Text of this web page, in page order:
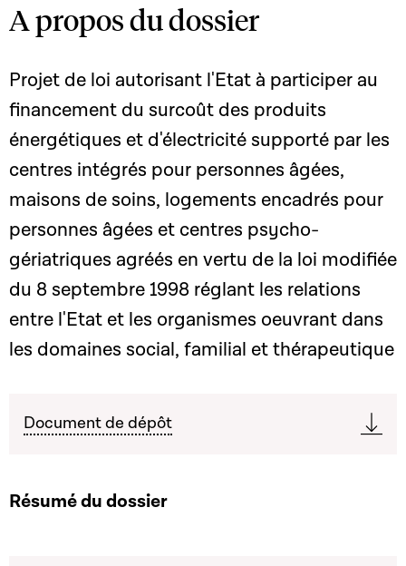
A propos du dossier
Projet de loi autorisant l'Etat à participer au
financement du surcoût des produits
énergétiques et d'électricité supporté par les
centres intégrés pour personnes âgées,
maisons de soins, logements encadrés pour
personnes âgées et centres psycho-
gériatriques agréés en vertu de la loi modifiée
du 8 septembre 1998 réglant les relations
entre l'Etat et les organismes oeuvrant dans
les domaines social, familial et thérapeutique
Document de dépôt
Résumé du dossier